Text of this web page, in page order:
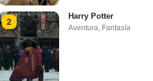
2
Harry Potter
Aventura Fantasía